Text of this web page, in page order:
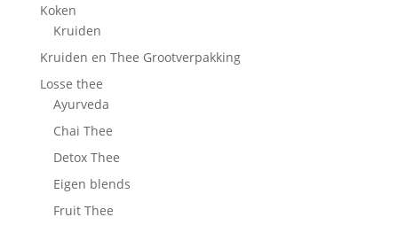
Koken
Kruiden
Kruiden en Thee Grootverpakking
Losse thee
Ayurveda
Chai Thee
Detox Thee
Eigen blends
Fruit Thee